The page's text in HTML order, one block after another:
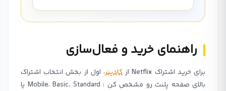
راهنمای خرید و فعال‌سازی
برای خرید اشتراک Netflix از کادینر، اول از بخش انتخاب اشتراک
بالای صفحه پلنت رو مشخص کن : Mobile، Basic، Standard یا